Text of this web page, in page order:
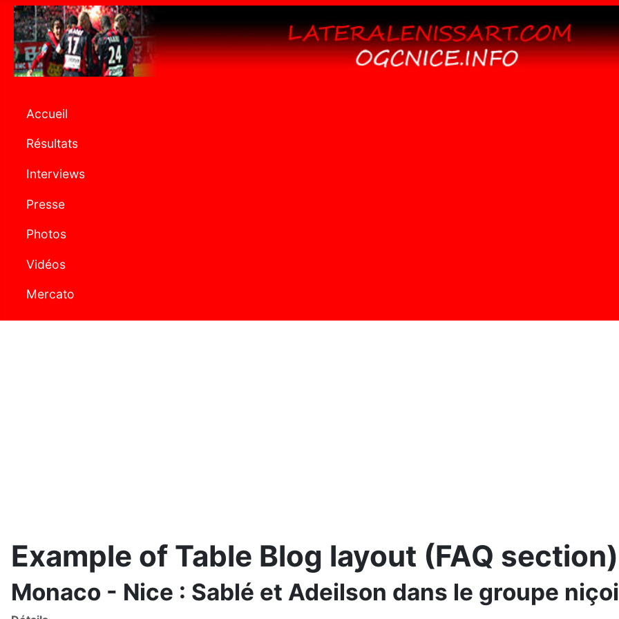
Accueil
Résultats
Interviews
Presse
Photos
Vidéos
Mercato
Example of Table Blog layout (FAQ section)
Monaco - Nice : Sablé et Adeilson dans le groupe